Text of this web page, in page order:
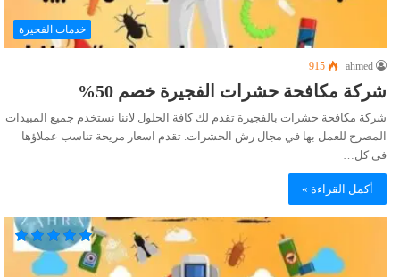
خدمات الفجيرة
ahmed
915
شركة مكافحة حشرات الفجيرة خصم 50%
شركة مكافحة حشرات بالفجيرة تقدم لك كافة الحلول لاننا نستخدم جميع المبيدات
المصرح للعمل بها في مجال رش الحشرات. تقدم اسعار مريحة تناسب عملاؤها
فى كل…
أكمل القراءة »